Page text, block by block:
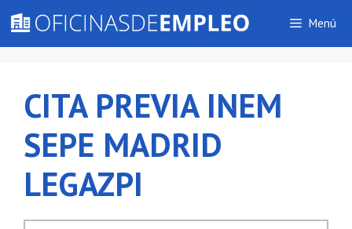
contenido
Menú
CITA PREVIA INEM
SEPE MADRID
LEGAZPI